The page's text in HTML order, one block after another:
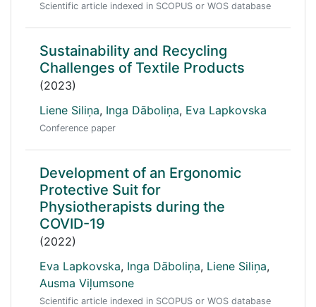
Scientific article indexed in SCOPUS or WOS database
Sustainability and Recycling
Challenges of Textile Products
(2023)
Liene Siliņa, Inga Dāboliņa, Eva Lapkovska
Conference paper
Development of an Ergonomic
Protective Suit for
Physiotherapists during the
COVID-19
(2022)
Eva Lapkovska, Inga Dāboliņa, Liene Siliņa,
Ausma Viļumsone
Scientific article indexed in SCOPUS or WOS database